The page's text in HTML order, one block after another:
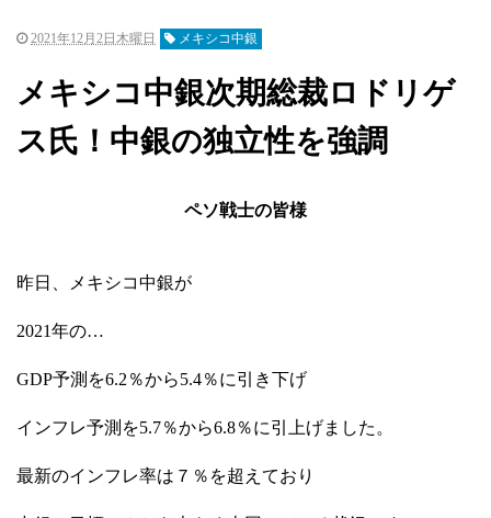
2021年12月2日木曜日 メキシコ中銀
メキシコ中銀次期総裁ロドリゲ
ス氏！中銀の独立性を強調
ペソ戦士の皆様
昨日、メキシコ中銀が
2021年の…
GDP予測を6.2％から5.4％に引き下げ
インフレ予測を5.7％から6.8％に引上げました。
最新のインフレ率は７％を超えており